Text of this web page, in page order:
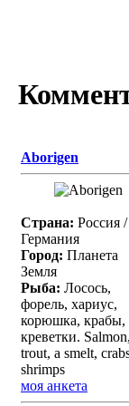
Aborigen
Страна: Россия /
Германия
Город: Планета
Земля
Рыба: Лосось,
форель, хариус,
корюшка, крабы,
креветки. Salmon,
trout, a smelt,
shrimps
моя анкета